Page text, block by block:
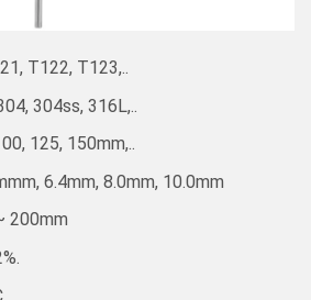
T122, T123,..
304ss, 316L,..
125, 150mm,..
6.4mm, 8.0mm, 10.0mm
200mm